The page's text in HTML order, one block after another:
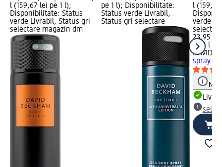
l (159,67 lei pe 1 l);
Disponibilitate: Status
verde Livrabil, Status gri
selectare magazin dm
pe 1 l); Disponibilitate:
Status verde Livrabil,
Status gri selectare
l
verde
23,95 lei
0,15 l
DAVID
spray
Notă